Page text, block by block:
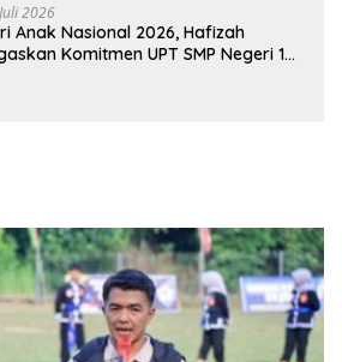
2026
Anak Nasional 2026, Hafizah
Komitmen UPT SMP Negeri 1